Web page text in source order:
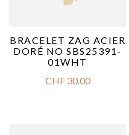
BRACELET ZAG ACIER
DORÉ NO SBS25391-
01WHT
CHF30.00